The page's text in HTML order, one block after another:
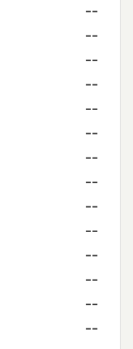
--
--
--
--
--
--
--
--
--
--
--
--
--
--